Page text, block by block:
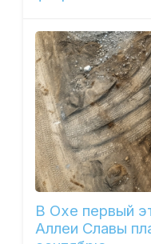
В Охе первый
Аллеи Славы